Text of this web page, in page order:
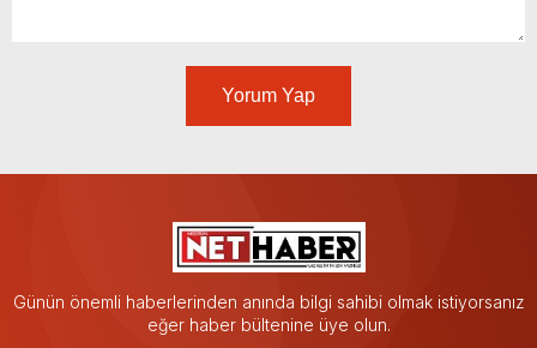
Yorum Yap
Günün önemli haberlerinden anında bilgi sahibi olmak istiyorsanız
eğer haber bültenine üye olun.